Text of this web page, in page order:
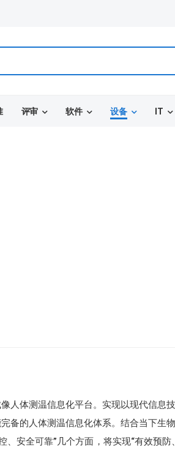
评审 软件 设备 IT
人体测温信息化平台。实现以现代信息
备的人体测温信息化体系。结合当下生
安全可靠”几个方面，将实现“有效预防
病房解决方案
住院生活解决方案